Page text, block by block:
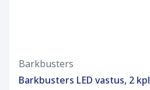
Barkbusters
Barkbusters LED vastus, 2 kpl